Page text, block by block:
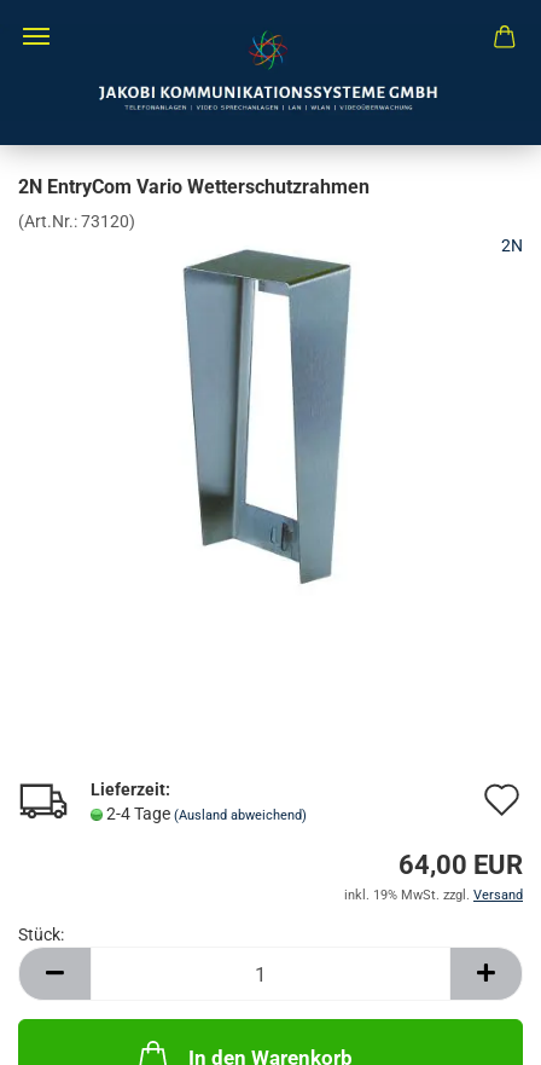
2N EntryCom Vario Wetterschutzrahmen
(Art.Nr.:73120)
2N
Lieferzeit:
2-4 Tage (Ausland abweichend)
64,00 EUR
inkl. 19% MwSt. zzgl. Versand
Stück:
Stück
In den Warenkorb